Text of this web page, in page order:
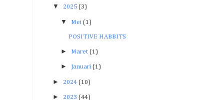
▼ 2025 (3)
▼ Mei (1)
POSITIVE HABBITS
► Maret (1)
► Januari (1)
► 2024 (10)
► 2023 (44)